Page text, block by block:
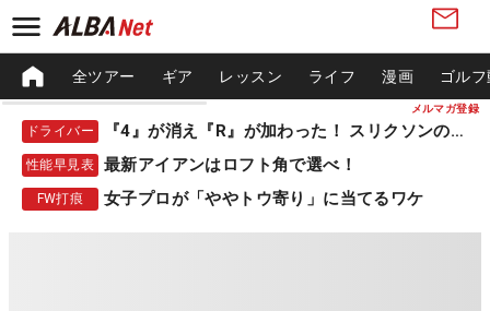
メルマガ登録
全ツアー ギア レッスン ライフ 漫画 ゴル
ドライバー 『4』が消え『R』が加わった！ スリクソンの新作
性能早見表 最新アイアンはロフト角で選べ！
FW打痕 女子プロが「ややトウ寄り」に当てるワケ